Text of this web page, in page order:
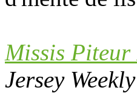
Missis Piteur
Jersey